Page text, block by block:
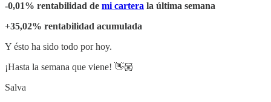
-0,01% rentabilidad de mi cartera la última semana
+35,02% rentabilidad acumulada
Y ésto ha sido todo por hoy.
¡Hasta la semana que viene! 👋🏼
Salva